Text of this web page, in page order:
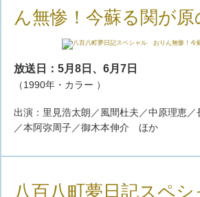
ん無惨！今蘇る関が原
放送日：5月8日、6月7日
（1990年・カラー ）
出演：里見浩太朗／風間杜夫／中原理恵
／本阿弥周子／御木本伸介 ほか
八百八町夢日記スペ